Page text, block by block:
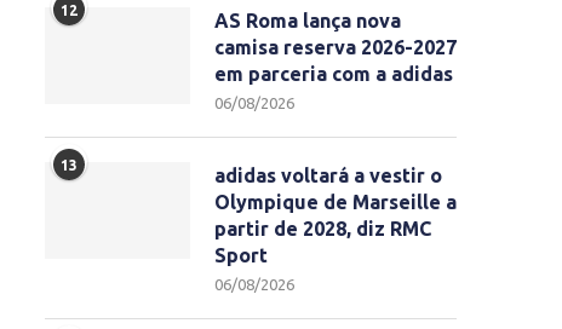
12
AS Roma lança nova
camisa reserva 2026-2027
em parceria com a adidas
06/08/2026
13
adidas voltará a vestir o
Olympique de Marseille a
partir de 2028, diz RMC
Sport
06/08/2026